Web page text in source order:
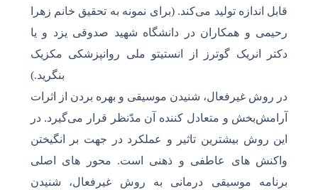
قابل اندازه تولید می‌کند. (برای نمونه به تحقیق خانم زهرا
رحیمی و همکاران در دانشگاه شهید صدوقی یزد و یا
دکتر انریک گوترز از انستیتو ملی روانپزشکی مکزیک
بنگرید.)
در روش غیرفعال، شنیدن موسیقی و بهره بردن از اثرات
آرامش‌بخش و متعادل کننده آن مدّنظر قرار می‌گیرد. در
این روش بیشترین تاثیر و عملکرد در جهت بر انگیختن
واکنش های عاطفی و ذهنی است. محور های اصلی
برنامه موسیقی درمانی به روش غیرفعال، شنیدن